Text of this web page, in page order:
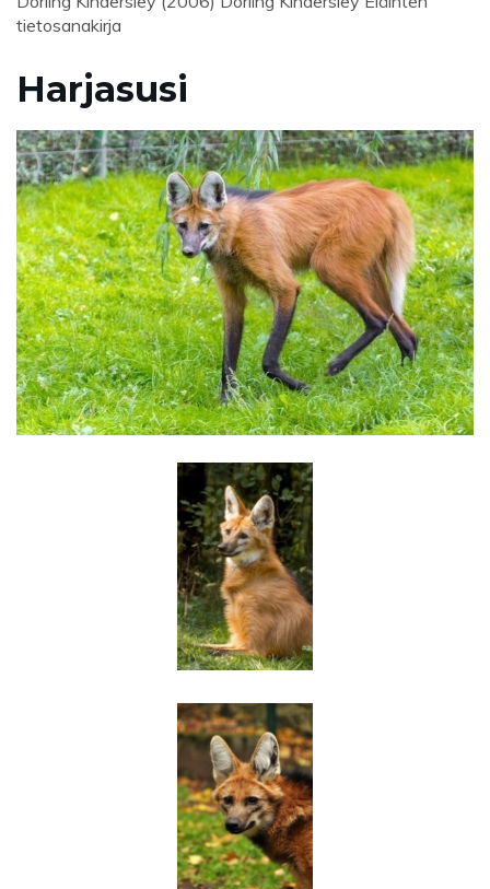
tietosanakirja
Harjasusi